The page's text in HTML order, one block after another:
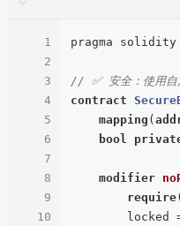
1
2
3
4
5
6
7
8
9
10
pragma solidity
// ✅ 安全：使用自
contract
mapping (
bool
modifier
require
locked